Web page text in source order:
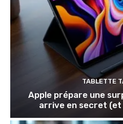
TABLETTE
Apple prépare une
arrive en secret